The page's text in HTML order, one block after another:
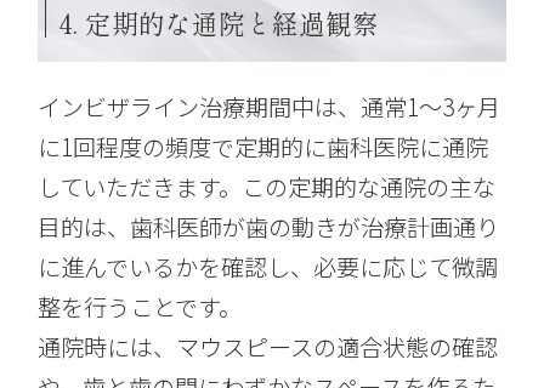
4. 定期的な通院と経過観察
インビザライン治療期間中は、通常1〜3ヶ月
に1回程度の頻度で定期的に歯科医院に通院
していただきます。この定期的な通院の主な
目的は、歯科医師が歯の動きが治療計画通り
に進んでいるかを確認し、必要に応じて微調
整を行うことです。
通院時には、マウスピースの適合状態の確認